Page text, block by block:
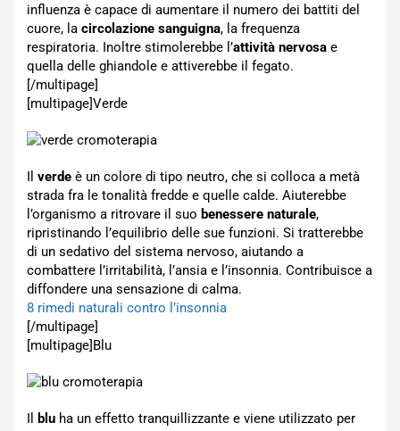
influenza è capace di aumentare il numero dei battiti del
cuore, la circolazione sanguigna, la frequenza
respiratoria. Inoltre stimolerebbe l’attività nervosa e
quella delle ghiandole e attiverebbe il fegato.
[/multipage]
[multipage]Verde
Il verde è un colore di tipo neutro, che si colloca a metà
strada fra le tonalità fredde e quelle calde. Aiuterebbe
l’organismo a ritrovare il suo benessere naturale,
ripristinando l’equilibrio delle sue funzioni. Si tratterebbe
di un sedativo del sistema nervoso, aiutando a
combattere l’irritabilità, l’ansia e l’insonnia. Contribuisce a
diffondere una sensazione di calma.
8 rimedi naturali contro l’insonnia
[/multipage]
[multipage]Blu
Il blu ha un effetto tranquillizzante e viene utilizzato per